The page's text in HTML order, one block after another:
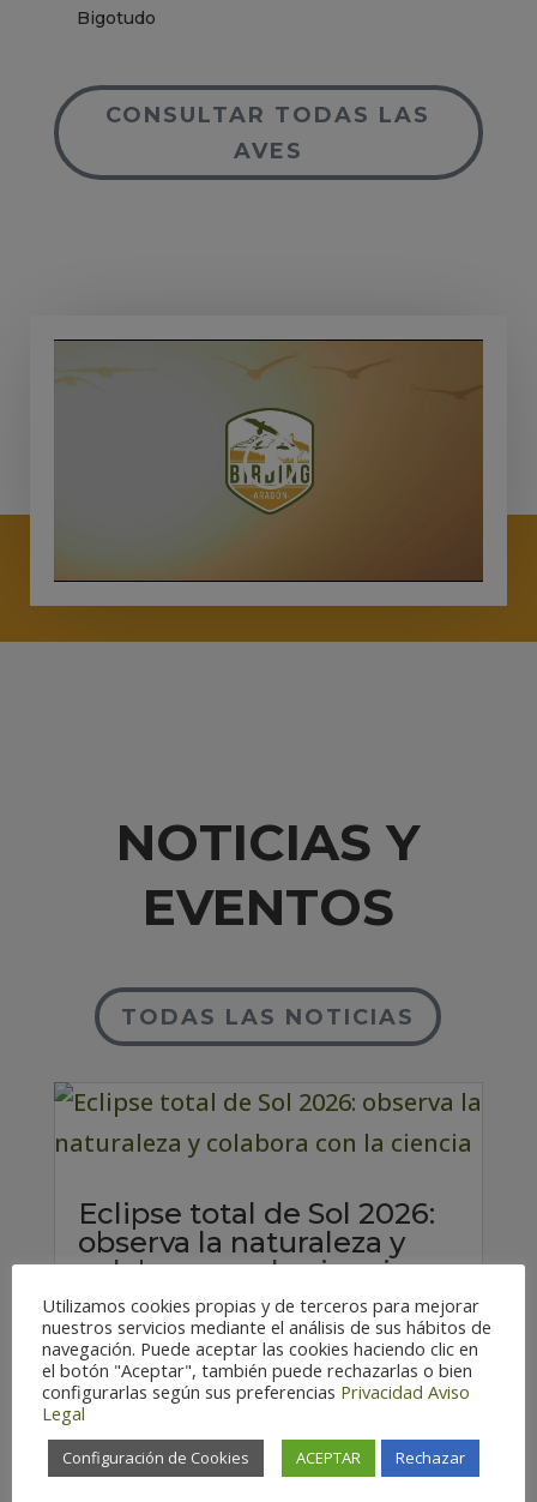
Bigotudo
CONSULTAR TODAS LAS
AVES
NOTICIAS Y
EVENTOS
TODAS LAS NOTICIAS
Eclipse total de Sol 2026:
observa la naturaleza y
colabora con la ciencia
5 Ago 2026
El próximo 12 de agosto de 2026, el cielo
nos regalará uno de los fenómenos
naturales más extraordinarios que
podemos contemplar: un eclipse total de
Utilizamos cookies propias y de terceros para mejorar
nuestros servicios mediante el análisis de sus hábitos de
navegación. Puede aceptar las cookies haciendo clic en
el botón "Aceptar", también puede rechazarlas o bien
configurarlas según sus preferencias Privacidad Aviso
Legal
Configuración de Cookies ACEPTAR Rechazar